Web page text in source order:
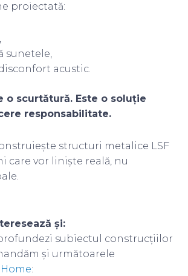
proiectată:
sunetele,
acustic.
o scurtătură. Este o soluție
responsabilitate.
structuri metalice LSF
care vor liniște reală, nu
și:
subiectul construcțiilor
și următoarele
: